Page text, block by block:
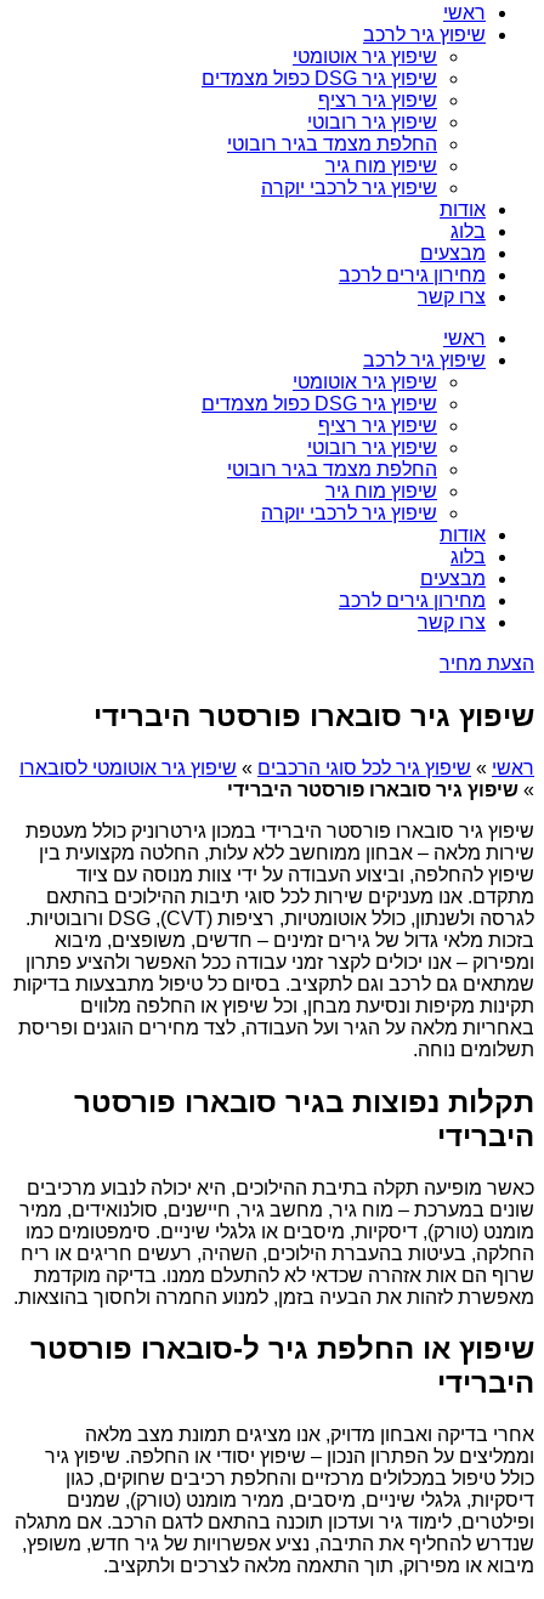
ראשי
שיפוץ גיר לרכב
שיפוץ גיר אוטומטי
שיפוץ גיר DSG כפול מצמדים
שיפוץ גיר רציף
שיפוץ גיר רובוטי
החלפת מצמד בגיר רובוטי
שיפוץ מוח גיר
שיפוץ גיר לרכבי יוקרה
אודות
בלוג
מבצעים
מחירון גירים לרכב
צרו קשר
ראשי
שיפוץ גיר לרכב
שיפוץ גיר אוטומטי
שיפוץ גיר DSG כפול מצמדים
שיפוץ גיר רציף
שיפוץ גיר רובוטי
החלפת מצמד בגיר רובוטי
שיפוץ מוח גיר
שיפוץ גיר לרכבי יוקרה
אודות
בלוג
מבצעים
מחירון גירים לרכב
צרו קשר
הצעת מחיר
שיפוץ גיר סובארו פורסטר היברידי
ראשי » שיפוץ גיר לכל סוגי הרכבים » שיפוץ גיר אוטומטי לסובארו
» שיפוץ גיר סובארו פורסטר היברידי
שיפוץ גיר סובארו פורסטר היברידי במכון גירטרוניק כולל מעטפת
שירות מלאה – אבחון ממוחשב ללא עלות, החלטה מקצועית בין
שיפוץ להחלפה, וביצוע העבודה על ידי צוות מנוסה עם ציוד
מתקדם. אנו מעניקים שירות לכל סוגי תיבות ההילוכים בהתאם
לגרסה ולשנתון, כולל אוטומטיות, רציפות (CVT), DSG ורובוטיות.
בזכות מלאי גדול של גירים זמינים – חדשים, משופצים, מיבוא
ומפירוק – אנו יכולים לקצר זמני עבודה ככל האפשר ולהציע פתרון
שמתאים גם לרכב וגם לתקציב. בסיום כל טיפול מתבצעות בדיקות
תקינות מקיפות ונסיעת מבחן, וכל שיפוץ או החלפה מלווים
באחריות מלאה על הגיר ועל העבודה, לצד מחירים הוגנים ופריסת
תשלומים נוחה.
תקלות נפוצות בגיר סובארו פורסטר
היברידי
כאשר מופיעה תקלה בתיבת ההילוכים, היא יכולה לנבוע מרכיבים
שונים במערכת – מוח גיר, מחשב גיר, חיישנים, סולנואידים, ממיר
מומנט (טורק), דיסקיות, מיסבים או גלגלי שיניים. סימפטומים כמו
החלקה, בעיטות בהעברת הילוכים, השהיה, רעשים חריגים או ריח
שרוף הם אות אזהרה שכדאי לא להתעלם ממנו. בדיקה מוקדמת
מאפשרת לזהות את הבעיה בזמן, למנוע החמרה ולחסוך בהוצאות.
שיפוץ או החלפת גיר ל-סובארו פורסטר
היברידי
אחרי בדיקה ואבחון מדויק, אנו מציגים תמונת מצב מלאה
וממליצים על הפתרון הנכון – שיפוץ יסודי או החלפה. שיפוץ גיר
כולל טיפול במכלולים מרכזיים והחלפת רכיבים שחוקים, כגון
דיסקיות, גלגלי שיניים, מיסבים, ממיר מומנט (טורק), שמנים
ופילטרים, לימוד גיר ועדכון תוכנה בהתאם לדגם הרכב. אם מתגלה
שנדרש להחליף את התיבה, נציע אפשרויות של גיר חדש, משופץ,
מיבוא או מפירוק, תוך התאמה מלאה לצרכים ולתקציב.